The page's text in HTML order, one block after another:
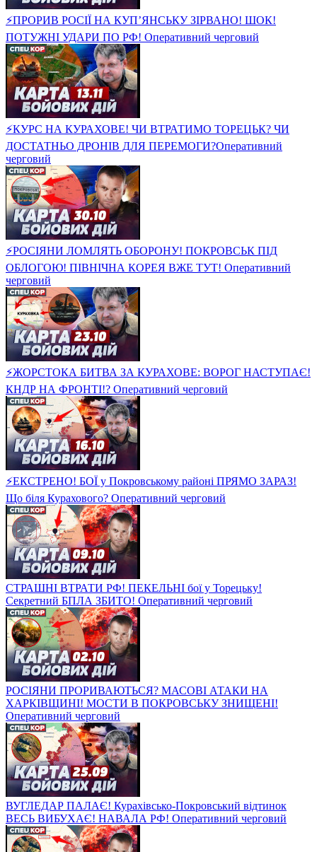
⚡ПРОРИВ РОСІЇ НА КУП’ЯНСЬКУ ЗІРВАНО! ШОК!
ПОТУЖНІ УДАРИ ПО РФ! Оперативний черговий
⚡️КУРС НА КУРАХОВЕ! ЧИ ВТРАТИМО ТОРЕЦЬК? ЧИ
ДОСТАТНЬО ДРОНІВ ДЛЯ ПЕРЕМОГИ?Оперативний
черговий
⚡️РОСІЯНИ ЛОМЛЯТЬ ОБОРОНУ! ПОКРОВСЬК ПІД
ОБЛОГОЮ! ПІВНІЧНА КОРЕЯ ВЖЕ ТУТ! Оперативний
черговий
⚡️ЖОРСТОКА БИТВА ЗА КУРАХОВЕ: ВОРОГ НАСТУПАЄ!
КНДР НА ФРОНТІ!? Оперативний черговий
⚡️ЕКСТРЕНО! БОЇ у Покровському районі ПРЯМО ЗАРАЗ!
Що біля Курахового? Оперативний черговий
СТРАШНІ ВТРАТИ РФ! ПЕКЕЛЬНІ бої у Торецьку!
Секретний БПЛА ЗБИТО! Оперативний черговий
РОСІЯНИ ПРОРИВАЮТЬСЯ? МАСОВІ АТАКИ НА
ХАРКІВЩИНІ! МОСТИ В ПОКРОВСЬКУ ЗНИЩЕНІ!
Оперативний черговий
ВУГЛЕДАР ПАЛАЄ! Курахівсько-Покровський відтинок
ВЕСЬ ВИБУХАЄ! НАВАЛА РФ! Оперативний черговий